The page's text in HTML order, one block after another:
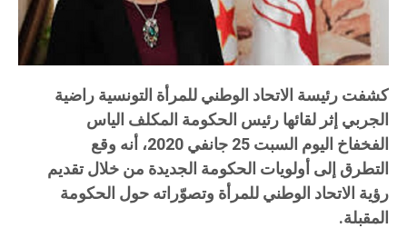
كشفت رئيسة الاتحاد الوطني للمرأة التونسية راضية
الجربي إثر لقائها رئيس الحكومة المكلف الياس
الفخفاخ اليوم السبت 25 جانفي 2020، أنه وقع
التطرق إلى أولويات الحكومة الجديدة من خلال تقديم
رؤية الاتحاد الوطني للمرأة وتصوّراته حول الحكومة
المقبلة.